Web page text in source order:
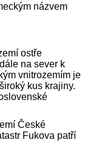
názvem
ostře
na sever k
vnitrozemím je
kus krajiny.
České
Fukova patří